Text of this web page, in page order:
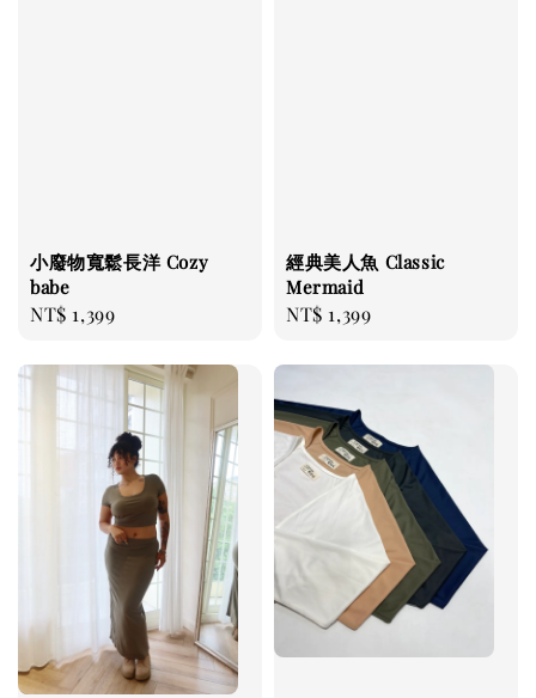
小廢物寬鬆長洋 Cozy
babe
Regular
NT$ 1,399
經典美人魚 Classic
Mermaid
Regular
NT$ 1,399